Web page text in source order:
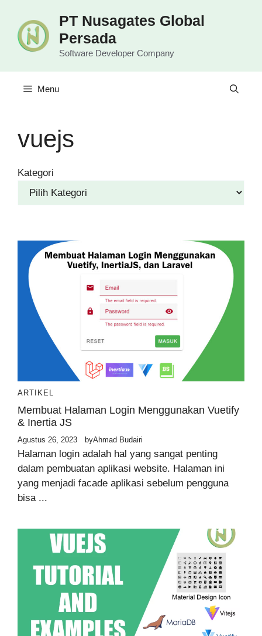
PT Nusagates Global
Persada
Software Developer Company
Menu
vuejs
Kategori
ARTIKEL
Membuat Halaman Login Menggunakan Vuetify
& Inertia JS
Agustus 26, 2023 byAhmad Budairi
Halaman login adalah hal yang sangat penting
dalam pembuatan aplikasi website. Halaman ini
yang menjadi facade aplikasi sebelum pengguna
bisa ...